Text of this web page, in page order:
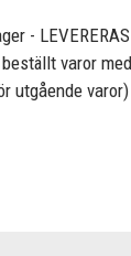
-
varor
utgående varor)